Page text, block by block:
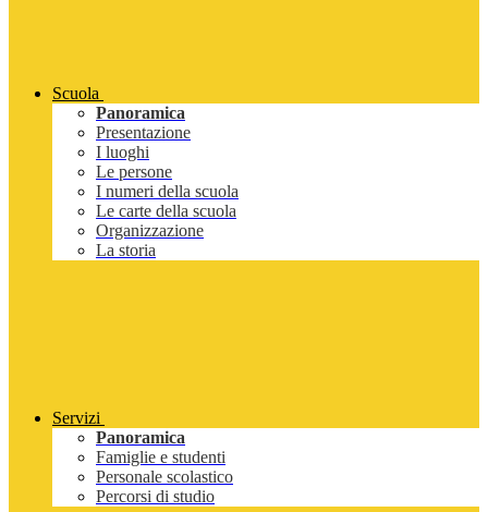
Scuola
Panoramica
Presentazione
I luoghi
Le persone
I numeri della scuola
Le carte della scuola
Organizzazione
La storia
Servizi
Panoramica
Famiglie e studenti
Personale scolastico
Percorsi di studio